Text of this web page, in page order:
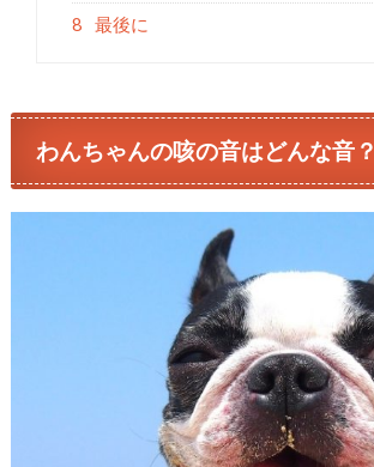
8 最後に
わんちゃんの咳の音はどんな音？